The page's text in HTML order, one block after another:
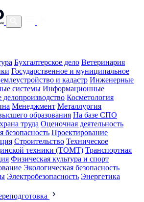
Бухгалтерское дело Ветеринария
Государственное и муниципальное
и кадастр Инженерные
системы Информационные
делопроизводство Косметология
Менеджмент Металлургия
образования На базе СПО
труда Оценочная деятельность
безопасность Проектирование
Строительство Техническое
техники (ТОМТ) Транспортная
Физическая культура и спорт
Экологическая безопасность
Электробезопасность Энергетика